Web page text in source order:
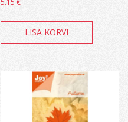
5.15€
LISA KORVI